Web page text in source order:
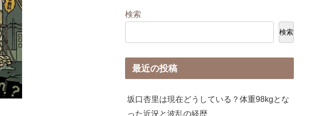
検索
検索
最近の投稿
坂口杏里は現在どうしている？体重98kgとな
った近況と波乱の経歴